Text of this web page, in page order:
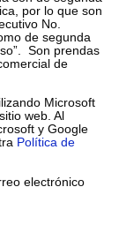
por lo que son
No.
de segunda
Son prendas
de
Microsoft
web. Al
y Google
Política de
electrónico